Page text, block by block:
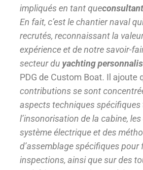
impliqués en tant que
En fait, c’est le chantier naval
recrutés, reconnaissant la
expérience et de notre savoir-
secteur du yachting
PDG de Custom Boat. Il ajoute
contributions se sont
aspects techniques spécifiques
l’insonorisation de la cabine,
système électrique et des
d’assemblage spécifiques pour
inspections, ainsi que sur des